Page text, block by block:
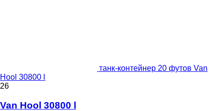
танк-контейнер 20 футов Van
Hool 30800 l
26
Van Hool 30800 l